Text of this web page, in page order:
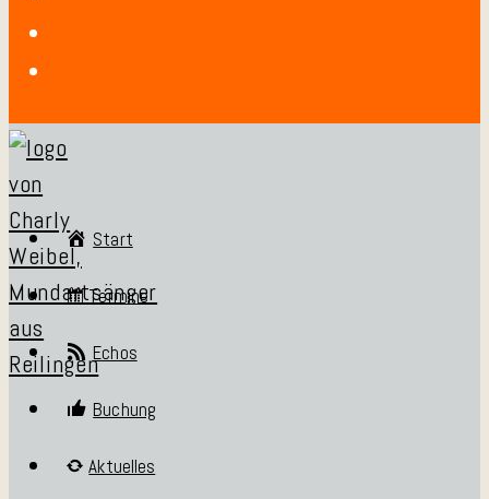
Start
Termine
Echos
Buchung
Aktuelles